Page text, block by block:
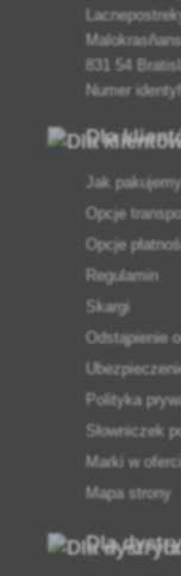
831 54
Numer
Dla
Jak
Opcje
Opcje
Regulamin
Skargi
Odstąpienie
Polityka
Słowniczek
Marki w
Mapa strony
Dla